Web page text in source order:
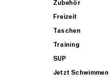
Zubehör
Freizeit
Taschen
Training
SUP
Jetzt Schwimmen